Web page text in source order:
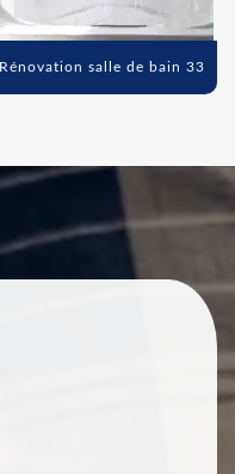
Rénovation salle de bain 33